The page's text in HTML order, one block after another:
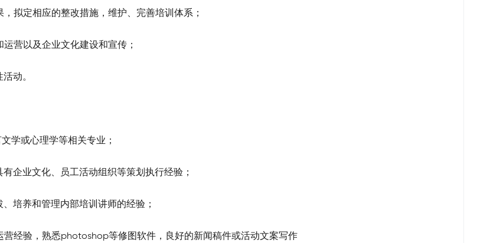
拟定相应的整改措施，维护、完善培训体系；
营以及企业文化建设和宣传；
动。
学或心理学等相关专业；
企业文化、员工活动组织等策划执行经验；
培养和管理内部培训讲师的经验；
经验，熟悉photoshop等修图软件，良好的新闻稿件或活动文案写作